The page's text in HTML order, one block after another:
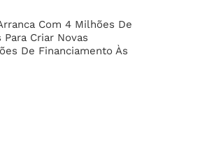
Com 4 Milhões De
Para Criar Novas
De Financiamento Às